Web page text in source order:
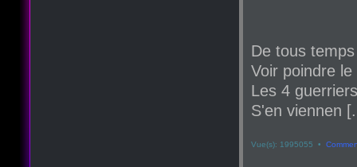
De tous
Voir poindre
Les 4
S'en viennen
Vue(s): 1995055 •